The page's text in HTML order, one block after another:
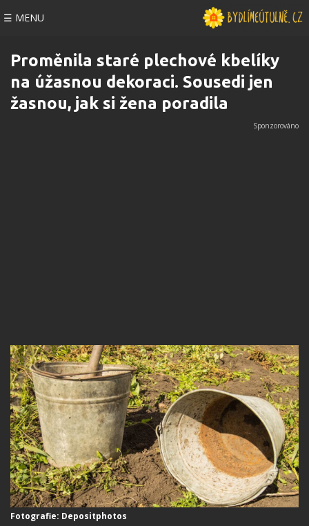
☰ MENU
Proměnila staré plechové kbelíky
na úžasnou dekoraci. Sousedi jen
žasnou, jak si žena poradila
Fotografie: Depositphotos